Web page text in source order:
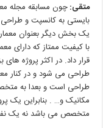
متقی:چون مسابقه مجله
بایستی به کانسپت و
یکبخشدیگربعنوان
باکیفیت ممتازکهدارای
قرارداد.در اکثر پروژه های
طراحی می شودودرکنار
طراحی استوبعدابه
مکانیکو… .بنابراین یک
متخصص می باشد نه یک